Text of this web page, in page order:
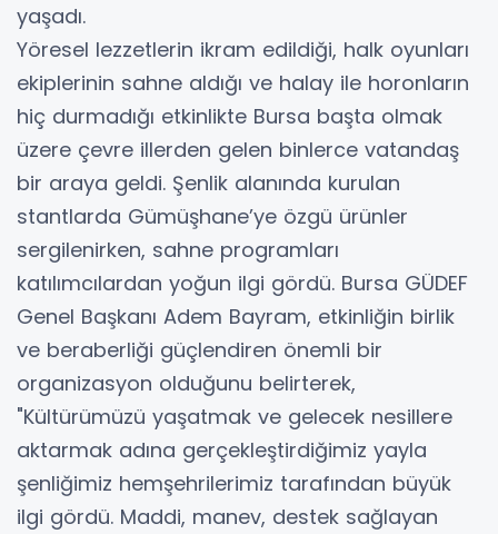
yaşadı.
Yöresel lezzetlerin ikram edildiği, halk oyunları
ekiplerinin sahne aldığı ve halay ile horonların
hiç durmadığı etkinlikte Bursa başta olmak
üzere çevre illerden gelen binlerce vatandaş
bir araya geldi. Şenlik alanında kurulan
stantlarda Gümüşhane’ye özgü ürünler
sergilenirken, sahne programları
katılımcılardan yoğun ilgi gördü. Bursa GÜDEF
Genel Başkanı Adem Bayram, etkinliğin birlik
ve beraberliği güçlendiren önemli bir
organizasyon olduğunu belirterek,
"Kültürümüzü yaşatmak ve gelecek nesillere
aktarmak adına gerçekleştirdiğimiz yayla
şenliğimiz hemşehrilerimiz tarafından büyük
ilgi gördü. Maddi, manev, destek sağlayan